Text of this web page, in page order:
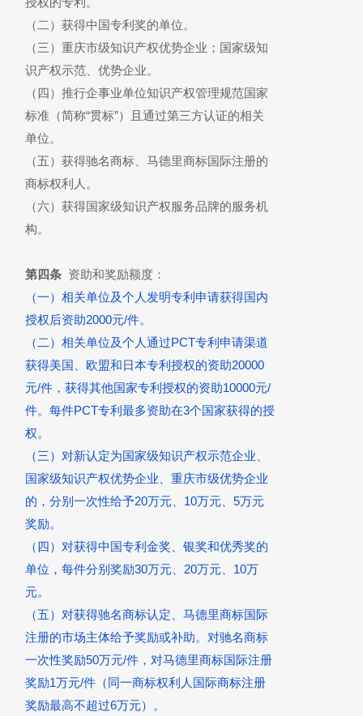
（二）获得中国专利奖的单位。
（三）重庆市级知识产权优势企业；国家级知
识产权示范、优势企业。
（四）推行企事业单位知识产权管理规范国家
标准（简称“贯标”）且通过第三方认证的相关
单位。
（五）获得驰名商标、马德里商标国际注册的
商标权利人。
（六）获得国家级知识产权服务品牌的服务机
构。
第四条 资助和奖励额度：
（一）相关单位及个人发明专利申请获得国内
授权后资助2000元/件。
（二）相关单位及个人通过PCT专利申请渠道
获得美国、欧盟和日本专利授权的资助20000
元/件，获得其他国家专利授权的资助10000元/
件。每件PCT专利最多资助在3个国家获得的授
权。
（三）对新认定为国家级知识产权示范企业、
国家级知识产权优势企业、重庆市级优势企业
的，分别一次性给予20万元、10万元、5万元
奖励。
（四）对获得中国专利金奖、银奖和优秀奖的
单位，每件分别奖励30万元、20万元、10万
元。
（五）对获得驰名商标认定、马德里商标国际
注册的市场主体给予奖励或补助。对驰名商标
一次性奖励50万元/件，对马德里商标国际注册
奖励1万元/件（同一商标权利人国际商标注册
奖励最高不超过6万元）。